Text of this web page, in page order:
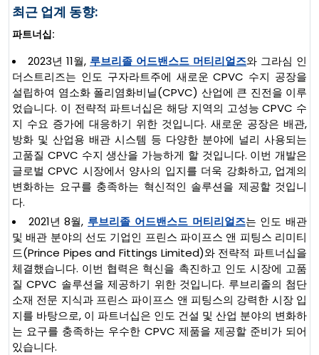
최근 업계 동향:
파트너십:
2023년 11월, 루브리졸 어드밴스드 머티리얼즈와 그라심 인
더스트리즈는 인도 구자라트주에 새로운 CPVC 수지 공장을
설립하여 염소화 폴리염화비닐(CPVC) 산업에 큰 진전을 이루
었습니다. 이 전략적 파트너십은 해당 지역의 고성능 CPVC 수
지 수요 증가에 대응하기 위한 것입니다. 새로운 공장은 배관,
방화 및 산업용 배관 시스템 등 다양한 분야에 널리 사용되는
고품질 CPVC 수지 생산을 가능하게 할 것입니다. 이번 개발은
글로벌 CPVC 시장에서 양사의 입지를 더욱 강화하고, 업계의
변화하는 요구를 충족하는 혁신적인 솔루션을 제공할 것입니
다.
2021년 8월, 루브리졸 어드밴스드 머티리얼즈는 인도 배관
및 배관 분야의 선도 기업인 프린스 파이프스 앤 피팅스 리미티
드(Prince Pipes and Fittings Limited)와 전략적 파트너십을
체결했습니다. 이번 협력은 혁신을 촉진하고 인도 시장에 고품
질 CPVC 솔루션을 제공하기 위한 것입니다. 루브리졸의 첨단
소재 전문 지식과 프린스 파이프스 앤 피팅스의 강력한 시장 입
지를 바탕으로, 이 파트너십은 인도 건설 및 산업 분야의 변화하
는 요구를 충족하는 우수한 CPVC 제품을 제공할 준비가 되어
있습니다.